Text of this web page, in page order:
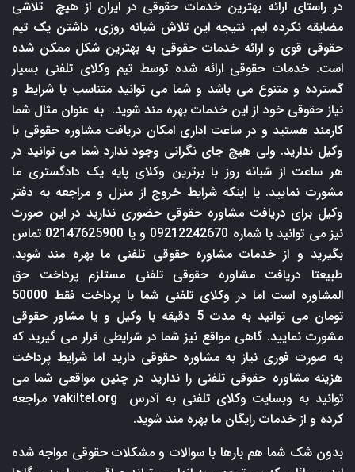
در راستای ارائه بهترین خدمات حقوقی در ایران از هیچ تلاشی
مضایقه نکرده ایم. نتیجه این تلاش شبانه روزی، داشتن یک تیم
حقوقی قوی و ارائه خدمات حقوقی به بهترین شکل ممکن شده
است. خدمات حقوقی ارائه شده توسط تیم وکلای تلفنی بسیار
گسترده و متنوع می باشد و شما می توانید متناسب با شرایط و
نیاز حقوقی خود از این خدمات بهره مند شوید. به عنوان مثال شما
کارمند هستید و در ساعت اداری امکان دریافت مشاوره حقوقی با
وکیل ندارید. ولی هیچ جای نگرانی وجود ندارد شما می توانید در
هر ساعت از شبانه روز با برترین وکلای پایه یک دادگستری ما
مشورت نمایید. یا اینکه شرایط خروج از منزل و مراجعه به دفتر
وکیل برای دریافت مشاوره حقوقی حضوری ندارید در این صورت
نیز می توانید با شماره 09212242670 و یا 02147625900 تماس
بگیرید و از خدمات مشاوره حقوقی تلفنی ما بهره مند شوید.
طبیعتا دریافت مشاوره حقوقی تلفنی مستلزم پرداخت حق
المشاوره است اما در وکلای تلفنی شما با پرداخت فقط 50000
تومان می توانید به مدت 5 دقیقه با وکیل و یا مشاور حقوقی
مشورت نمایید. گاهی مواقع نیز شما در شرایطی قرار می گیرید که
به صورت فوری نیاز به مشاوره حقوقی دارید اما شرایط پرداخت
هزینه مشاوره حقوقی تلفنی را ندارید در چنین مواقعی شما می
توانید به وبسایت وکلای تلفنی به آدرس
vakiltel.org مراجعه
کرده و از خدمات رایگان ما بهره مند شوید.
بدون شک شما هم بارها با سوالات و مشکلات حقوقی مواجه شده